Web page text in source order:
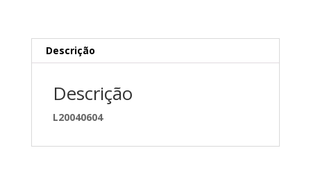
Descrição
Descrição
L20040604